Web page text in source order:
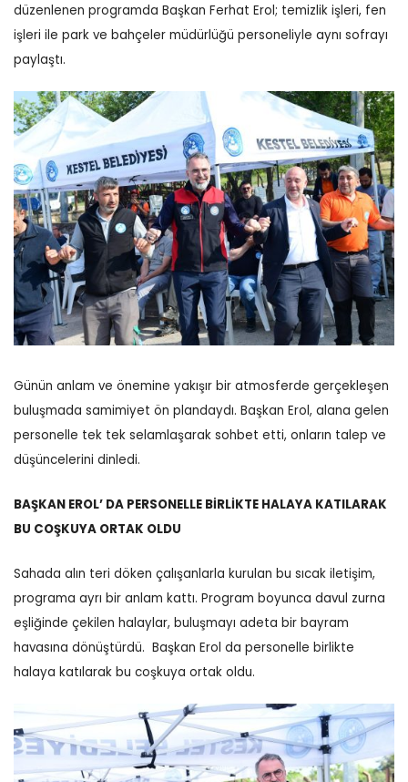
düzenlenen programda Başkan Ferhat Erol; temizlik işleri, fen
işleri ile park ve bahçeler müdürlüğü personeliyle aynı sofrayı
paylaştı.
Günün anlam ve önemine yakışır bir atmosferde gerçekleşen
buluşmada samimiyet ön plandaydı. Başkan Erol, alana gelen
personelle tek tek selamlaşarak sohbet etti, onların talep ve
düşüncelerini dinledi.
BAŞKAN EROL’ DA PERSONELLE BİRLİKTE HALAYA KATILARAK
BU COŞKUYA ORTAK OLDU
Sahada alın teri döken çalışanlarla kurulan bu sıcak iletişim,
programa ayrı bir anlam kattı. Program boyunca davul zurna
eşliğinde çekilen halaylar, buluşmayı adeta bir bayram
havasına dönüştürdü. Başkan Erol da personelle birlikte
halaya katılarak bu coşkuya ortak oldu.